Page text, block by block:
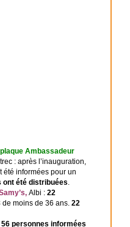
Ambassadeur
: après l’inauguration,
été informées pour un
ont été distribuées.
Albi : 22
de moins de 36 ans. 22
56 personnes informées